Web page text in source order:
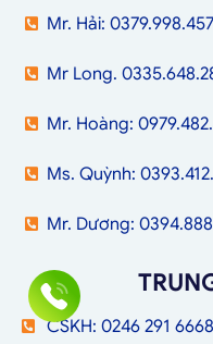
Mr. Hải: 0379.998.457
Mr Long.
Mr. Hoàng:
Ms. Quỳnh:
Mr. Dương:
CSKH: 0246 291 6668